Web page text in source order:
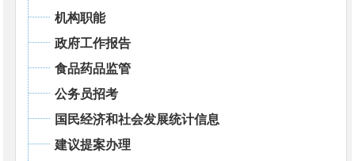
机构职能
政府工作报告
食品药品监管
公务员招考
国民经济和社会发展统计信息
建议提案办理